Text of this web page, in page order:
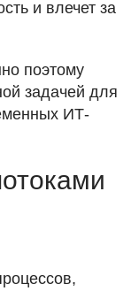
и влечет за
поэтому
задачей для
ИТ-